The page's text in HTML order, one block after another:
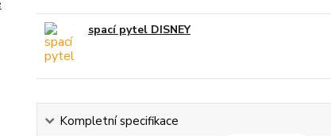
spací pytel DISNEY
Kompletní specifikace